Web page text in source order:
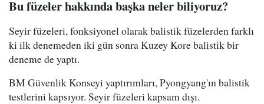
Bu füzeler hakkında başka neler biliyoruz?
Seyir füzeleri, fonksiyonel olarak balistik füzelerden farklı
ki ilk denemeden iki gün sonra Kuzey Kore balistik bir
deneme de yaptı.
BM Güvenlik Konseyi yaptırımları, Pyongyang'ın balistik
testlerini kapsıyor. Seyir füzeleri kapsam dışı.